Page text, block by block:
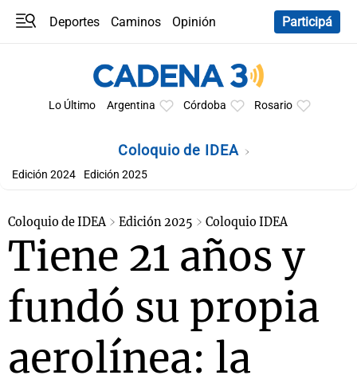
Deportes Caminos
Opinión
Participá
Lo Último Argentina Córdoba Rosario
Coloquio de IDEA
Edición 2024 Edición 2025
Coloquio de IDEA Edición 2025 Coloquio IDEA
Tiene 21 años y
fundó su propia
aerolínea: la